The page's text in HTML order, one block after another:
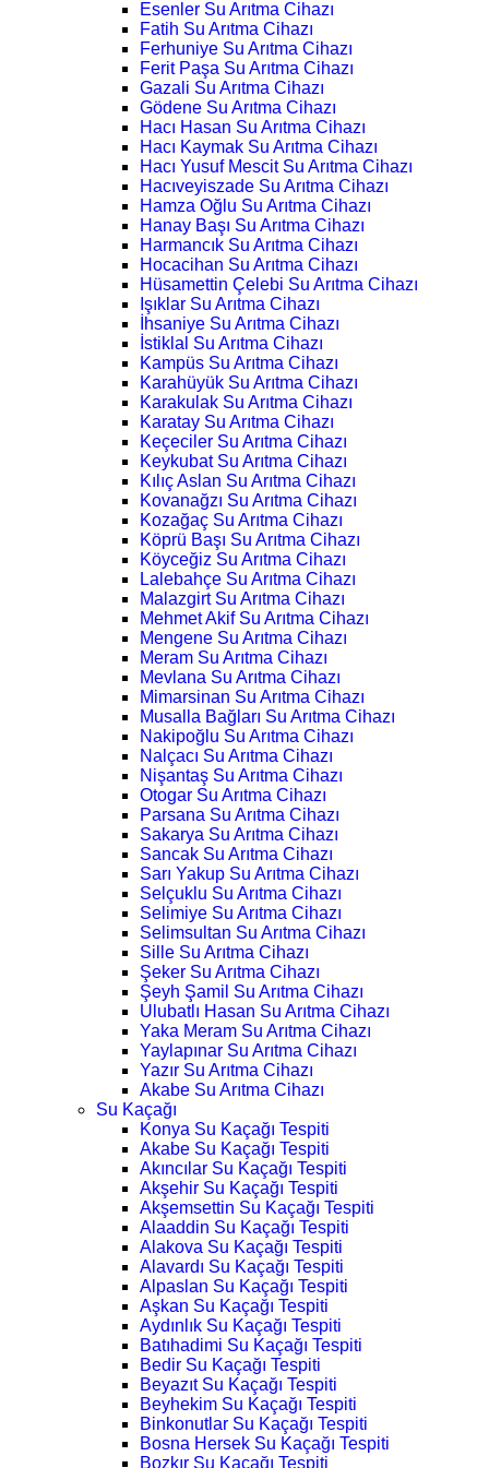
Esenler Su Arıtma Cihazı
Fatih Su Arıtma Cihazı
Ferhuniye Su Arıtma Cihazı
Ferit Paşa Su Arıtma Cihazı
Gazali Su Arıtma Cihazı
Gödene Su Arıtma Cihazı
Hacı Hasan Su Arıtma Cihazı
Hacı Kaymak Su Arıtma Cihazı
Hacı Yusuf Mescit Su Arıtma Cihazı
Hacıveyiszade Su Arıtma Cihazı
Hamza Oğlu Su Arıtma Cihazı
Hanay Başı Su Arıtma Cihazı
Harmancık Su Arıtma Cihazı
Hocacihan Su Arıtma Cihazı
Hüsamettin Çelebi Su Arıtma Cihazı
Işıklar Su Arıtma Cihazı
İhsaniye Su Arıtma Cihazı
İstiklal Su Arıtma Cihazı
Kampüs Su Arıtma Cihazı
Karahüyük Su Arıtma Cihazı
Karakulak Su Arıtma Cihazı
Karatay Su Arıtma Cihazı
Keçeciler Su Arıtma Cihazı
Keykubat Su Arıtma Cihazı
Kılıç Aslan Su Arıtma Cihazı
Kovanağzı Su Arıtma Cihazı
Kozağaç Su Arıtma Cihazı
Köprü Başı Su Arıtma Cihazı
Köyceğiz Su Arıtma Cihazı
Lalebahçe Su Arıtma Cihazı
Malazgirt Su Arıtma Cihazı
Mehmet Akif Su Arıtma Cihazı
Mengene Su Arıtma Cihazı
Meram Su Arıtma Cihazı
Mevlana Su Arıtma Cihazı
Mimarsinan Su Arıtma Cihazı
Musalla Bağları Su Arıtma Cihazı
Nakipoğlu Su Arıtma Cihazı
Nalçacı Su Arıtma Cihazı
Nişantaş Su Arıtma Cihazı
Otogar Su Arıtma Cihazı
Parsana Su Arıtma Cihazı
Sakarya Su Arıtma Cihazı
Sancak Su Arıtma Cihazı
Sarı Yakup Su Arıtma Cihazı
Selçuklu Su Arıtma Cihazı
Selimiye Su Arıtma Cihazı
Selimsultan Su Arıtma Cihazı
Sille Su Arıtma Cihazı
Şeker Su Arıtma Cihazı
Şeyh Şamil Su Arıtma Cihazı
Ulubatlı Hasan Su Arıtma Cihazı
Yaka Meram Su Arıtma Cihazı
Yaylapınar Su Arıtma Cihazı
Yazır Su Arıtma Cihazı
Akabe Su Arıtma Cihazı
Su Kaçağı
Konya Su Kaçağı Tespiti
Akabe Su Kaçağı Tespiti
Akıncılar Su Kaçağı Tespiti
Akşehir Su Kaçağı Tespiti
Akşemsettin Su Kaçağı Tespiti
Alaaddin Su Kaçağı Tespiti
Alakova Su Kaçağı Tespiti
Alavardı Su Kaçağı Tespiti
Alpaslan Su Kaçağı Tespiti
Aşkan Su Kaçağı Tespiti
Aydınlık Su Kaçağı Tespiti
Batıhadimi Su Kaçağı Tespiti
Bedir Su Kaçağı Tespiti
Beyazıt Su Kaçağı Tespiti
Beyhekim Su Kaçağı Tespiti
Binkonutlar Su Kaçağı Tespiti
Bosna Hersek Su Kaçağı Tespiti
Bozkır Su Kaçağı Tespiti